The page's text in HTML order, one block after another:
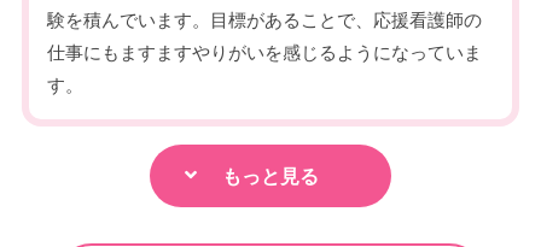
験を積んでいます。目標があることで、応援看護師の
仕事にもますますやりがいを感じるようになっていま
す。
もっと見る